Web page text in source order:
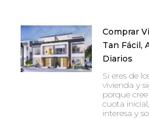
Comprar
Tan Fácil,
Diarios
Si eres de
vivienda y
porque
cuota
interesa y